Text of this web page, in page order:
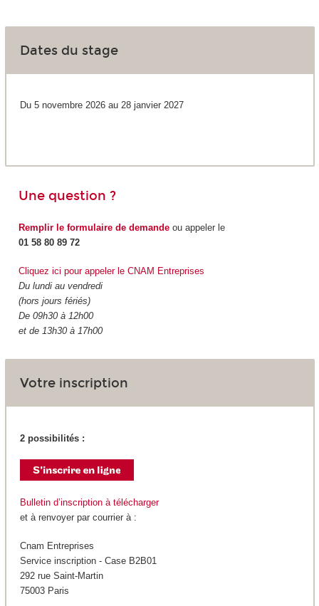
Dates du stage
Du 5 novembre 2026 au 28 janvier 2027
Une question ?
Remplir le formulaire de demandeou appeler le
01 58 80 89 72
Cliquez ici pour appeler le CNAM Entreprises
Du lundi au vendredi
(hors jours fériés)
De 09h30 à 12h00
et de 13h30 à 17h00
Votre inscription
2 possibilités :
Bulletin d’inscription à télécharger
et à renvoyer par courrier à :
Cnam Entreprises
Service inscription - Case B2B01
292 rue Saint-Martin
75003 Paris